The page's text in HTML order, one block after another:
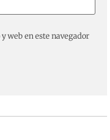
web en este navegador